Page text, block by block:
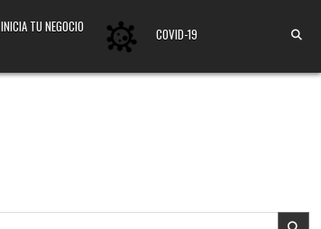
INICIA TU NEGOCIO COVID-19